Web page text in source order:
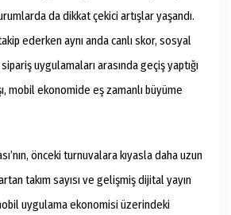
da dikkat çekici artışlar yaşandı.
ederken aynı anda canlı skor, sosyal
uygulamaları arasında geçiş yaptığı
mobil ekonomide eş zamanlı büyüme
önceki turnuvalara kıyasla daha uzun
takım sayısı ve gelişmiş dijital yayın
uygulama ekonomisi üzerindeki